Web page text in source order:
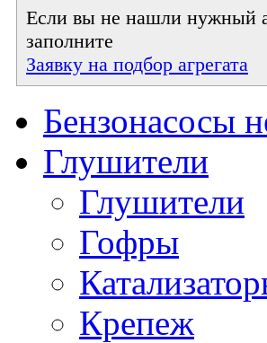
Если вы не нашли нужный
заполните
Заявку на подбор агрегата
Бензонасосы
Глушители
Глушители
Гофры
Крепеж